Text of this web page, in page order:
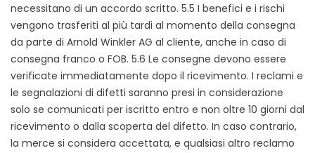
necessitano di un accordo scritto. 5.5 I benefici e i rischi
vengono trasferiti al più tardi al momento della consegna
da parte di Arnold Winkler AG al cliente, anche in caso di
consegna franco o FOB. 5.6 Le consegne devono essere
verificate immediatamente dopo il ricevimento. I reclami e
le segnalazioni di difetti saranno presi in considerazione
solo se comunicati per iscritto entro e non oltre 10 giorni dal
ricevimento o dalla scoperta del difetto. In caso contrario,
la merce si considera accettata, e qualsiasi altro reclamo